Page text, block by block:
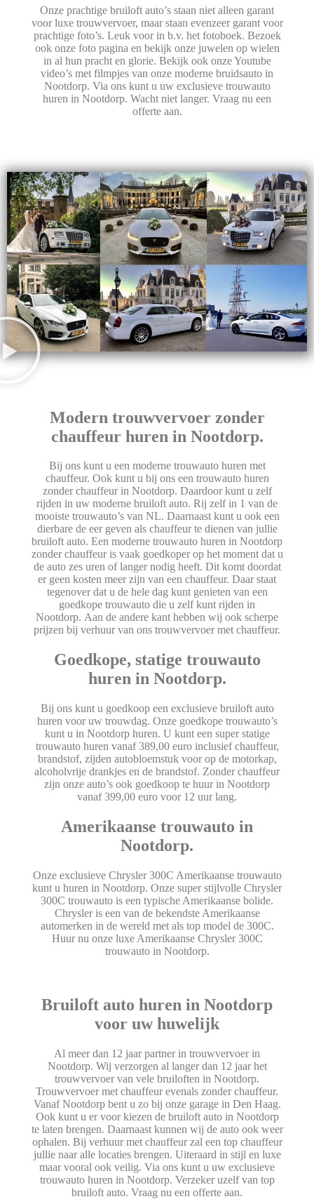
Onze prachtige bruiloft auto’s staan niet alleen garant
voor luxe trouwvervoer, maar staan evenzeer garant voor
prachtige foto’s. Leuk voor in b.v. het fotoboek. Bezoek
ook onze foto pagina en bekijk onze juwelen op wielen
in al hun pracht en glorie. Bekijk ook onze Youtube
video’s met filmpjes van onze moderne bruidsauto in
Nootdorp. Via ons kunt u uw exclusieve trouwauto
huren in Nootdorp. Wacht niet langer. Vraag nu een
offerte aan.
Modern trouwvervoer zonder
chauffeur huren in Nootdorp.
Bij ons kunt u een moderne trouwauto huren met
chauffeur. Ook kunt u bij ons een trouwauto huren
zonder chauffeur in Nootdorp. Daardoor kunt u zelf
rijden in uw moderne bruiloft auto. Rij zelf in 1 van de
mooiste trouwauto’s van NL. Daarnaast kunt u ook een
dierbare de eer geven als chauffeur te dienen van jullie
bruiloft auto. Een moderne trouwauto huren in Nootdorp
zonder chauffeur is vaak goedkoper op het moment dat u
de auto zes uren of langer nodig heeft. Dit komt doordat
er geen kosten meer zijn van een chauffeur. Daar staat
tegenover dat u de hele dag kunt genieten van een
goedkope trouwauto die u zelf kunt rijden in
Nootdorp. Aan de andere kant hebben wij ook scherpe
prijzen bij verhuur van ons trouwvervoer met chauffeur.
Goedkope, statige trouwauto
huren in Nootdorp.
Bij ons kunt u goedkoop een exclusieve bruiloft auto
huren voor uw trouwdag. Onze goedkope trouwauto’s
kunt u in Nootdorp huren. U kunt een super statige
trouwauto huren vanaf 389,00 euro inclusief chauffeur,
brandstof, zijden autobloemstuk voor op de motorkap,
alcoholvrije drankjes en de brandstof. Zonder chauffeur
zijn onze auto’s ook goedkoop te huur in Nootdorp
vanaf 399,00 euro voor 12 uur lang.
Amerikaanse trouwauto in
Nootdorp.
Onze exclusieve Chrysler 300C Amerikaanse trouwauto
kunt u huren in Nootdorp. Onze super stijlvolle Chrysler
300C trouwauto is een typische Amerikaanse bolide.
Chrysler is een van de bekendste Amerikaanse
automerken in de wereld met als top model de 300C.
Huur nu onze luxe Amerikaanse Chrysler 300C
trouwauto in Nootdorp.
Bruiloft auto huren in Nootdorp
voor uw huwelijk
Al meer dan 12 jaar partner in trouwvervoer in
Nootdorp. Wij verzorgen al langer dan 12 jaar het
trouwvervoer van vele bruiloften in Nootdorp.
Trouwvervoer met chauffeur evenals zonder chauffeur.
Vanaf Nootdorp bent u zo bij onze garage in Den Haag.
Ook kunt u er voor kiezen de bruiloft auto in Nootdorp
te laten brengen. Daarnaast kunnen wij de auto ook weer
ophalen. Bij verhuur met chauffeur zal een top chauffeur
jullie naar alle locaties brengen. Uiteraard in stijl en luxe
maar vooral ook veilig. Via ons kunt u uw exclusieve
trouwauto huren in Nootdorp. Verzeker uzelf van top
bruiloft auto. Vraag nu een offerte aan.